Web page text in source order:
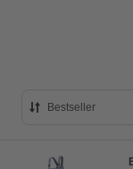
Bestseller